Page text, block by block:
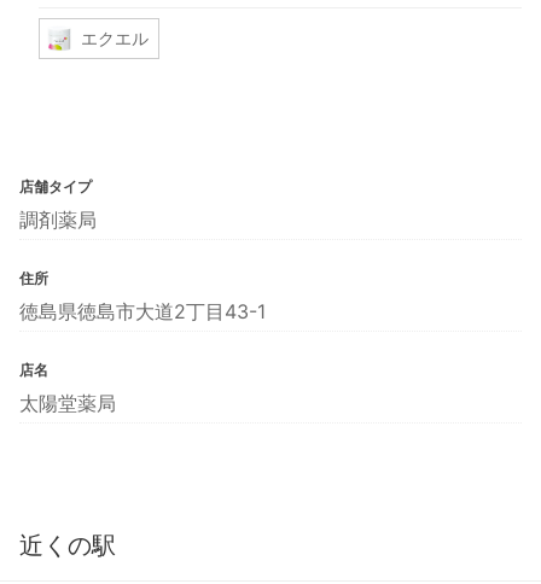
エクエル
店舗タイプ
調剤薬局
住所
徳島県徳島市大道2丁目43-1
店名
太陽堂薬局
近くの駅